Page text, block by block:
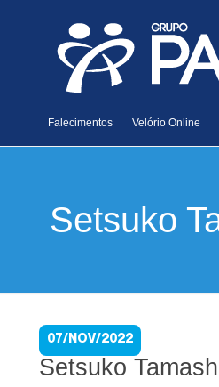
Falecimentos Velório Online
Setsuko
07/NOV/2022
Setsuko